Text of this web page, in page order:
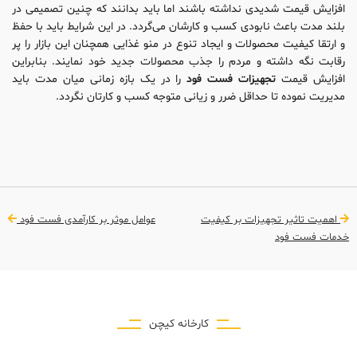
افزایش قیمت شدیدی نداشته باشند اما باید بدانند که چنین تصمیمی در
بلند مدت باعث نابودی کسب و کارشان می‌گردد. در این شرایط باید با حفظ
و ارتقا کیفیت محصولات و ایجاد تنوع در منو غذایی همچنان این بازار را پر
رقابت نگه داشته و مردم را جذب محصولات جدید خود نمایند. بنابراین
افزایش قیمت تجهیزات فست فودرا در یک بازه زمانی میان مدت باید
مدیریت نموده تا حداقل ضرر و زیانی متوجه کسب و کارتان نگردد.
اهمیت تاثیر تجهیزات بر کیفیت
خدمات فست‌ فود
عوامل موثر بر کارآمدی فست فود
کارخانه کیچن